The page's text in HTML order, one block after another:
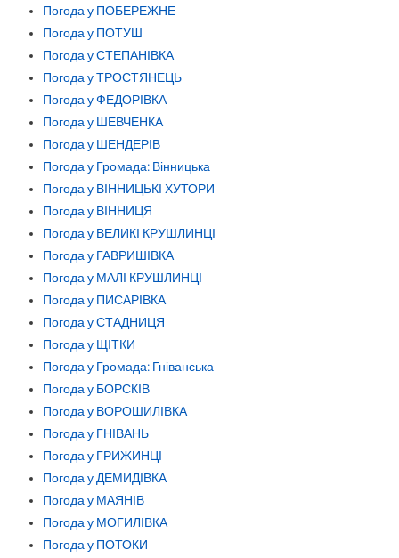
Погода у ПОБЕРЕЖНЕ
Погода у ПОТУШ
Погода у СТЕПАНІВКА
Погода у ТРОСТЯНЕЦЬ
Погода у ФЕДОРІВКА
Погода у ШЕВЧЕНКА
Погода у ШЕНДЕРІВ
Погода у Громада: Вінницька
Погода у ВІННИЦЬКІ ХУТОРИ
Погода у ВІННИЦЯ
Погода у ВЕЛИКІ КРУШЛИНЦІ
Погода у ГАВРИШІВКА
Погода у МАЛІ КРУШЛИНЦІ
Погода у ПИСАРІВКА
Погода у СТАДНИЦЯ
Погода у ЩІТКИ
Погода у Громада: Гніванська
Погода у БОРСКІВ
Погода у ВОРОШИЛІВКА
Погода у ГНІВАНЬ
Погода у ГРИЖИНЦІ
Погода у ДЕМИДІВКА
Погода у МАЯНІВ
Погода у МОГИЛІВКА
Погода у ПОТОКИ